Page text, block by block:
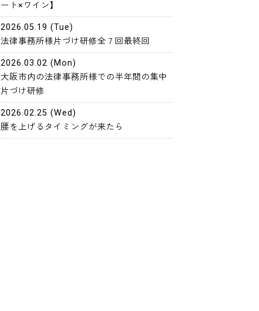
ート×ワイン】
2026.05.19 (Tue)
法律事務所様片づけ研修全７回最終回
2026.03.02 (Mon)
大阪市内の法律事務所様での半年間の集中
片づけ研修
2026.02.25 (Wed)
腰を上げるタイミングが来たら